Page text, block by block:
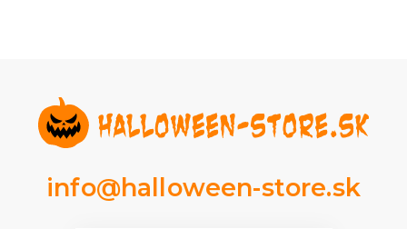
info@halloween-store.sk